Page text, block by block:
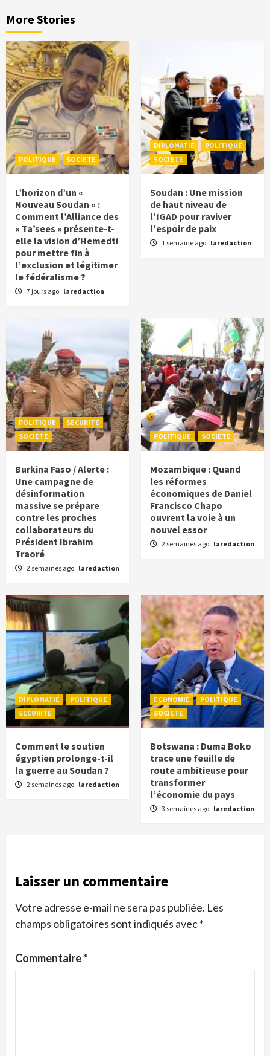
More Stories
POLITIQUE SOCIETE
L’horizon d’un «
Nouveau Soudan » :
Comment l’Alliance des
« Ta’sees » présente-t-
elle la vision d’Hemedti
pour mettre fin à
l’exclusion et légitimer
le fédéralisme ?
7 jours ago laredaction
DIPLOMATIE
POLITIQUE
SOCIETE
Soudan : Une mission
de haut niveau de
l’IGAD pour raviver
l’espoir de paix
1 semaine ago laredaction
POLITIQUE
SECURITE
SOCIETE
Burkina Faso / Alerte :
Une campagne de
désinformation
massive se prépare
contre les proches
collaborateurs du
Président Ibrahim
Traoré
2 semaines ago laredaction
POLITIQUE SOCIETE
Mozambique : Quand
les réformes
économiques de Daniel
Francisco Chapo
ouvrent la voie à un
nouvel essor
2 semaines ago laredaction
DIPLOMATIE
POLITIQUE
SECURITE
Comment le soutien
égyptien prolonge-t-il
la guerre au Soudan ?
2 semaines ago laredaction
ECONOMIE
POLITIQUE
SOCIETE
Botswana : Duma Boko
trace une feuille de
route ambitieuse pour
transformer
l’économie du pays
3 semaines ago laredaction
Laisser un commentaire
Votre adresse e-mail ne sera pas publiée. Les
champs obligatoires sont indiqués avec*
Commentaire*